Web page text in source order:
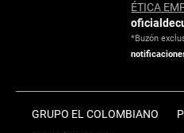
ÉTICA
*Buzón
GRUPO EL COLOMBIANO